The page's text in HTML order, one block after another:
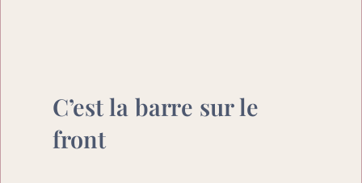
C’est la barre sur le
front